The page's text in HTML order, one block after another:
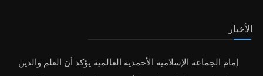
الأخبار
إمام الجماعة الإسلامية الأحمدية العالمية يؤكد أن العلم والدين